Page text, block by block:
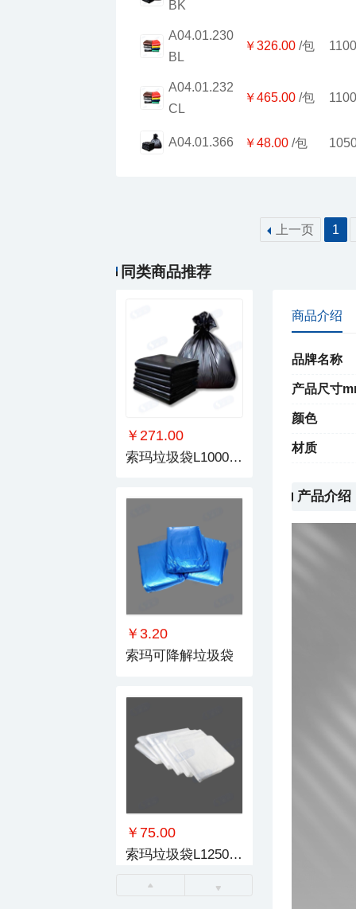
BK
BL
￥326.00/包
CL
￥465.00/包
A04.01.366 ￥48.00/包
上一页 1
同类商品推荐
￥70.00
￥271.00
索玛垃圾袋L1000mm
￥3.20
索玛可降解垃圾袋
￥75.00
索玛垃圾袋L1250-1500mm
商品介绍
品牌名称
产品尺寸
颜色
材质
产品介绍